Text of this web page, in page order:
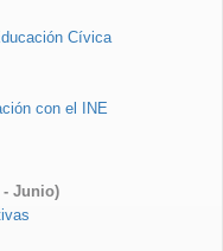
Cívica
con el INE
Junio)